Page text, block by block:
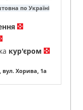
по Україні
кур'єром
вул. Хорива, 1а